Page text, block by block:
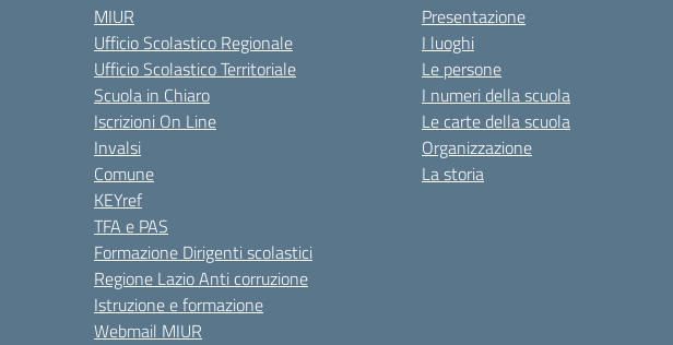
MIUR
Ufficio Scolastico Regionale
Ufficio Scolastico Territoriale
Scuola in Chiaro
Iscrizioni On Line
Invalsi
Comune
KEYref
TFA e PAS
Formazione Dirigenti scolastici
Regione Lazio Anti corruzione
Istruzione e formazione
Webmail MIUR
Presentazione
I luoghi
Le persone
I numeri della scuola
Le carte della scuola
Organizzazione
La storia